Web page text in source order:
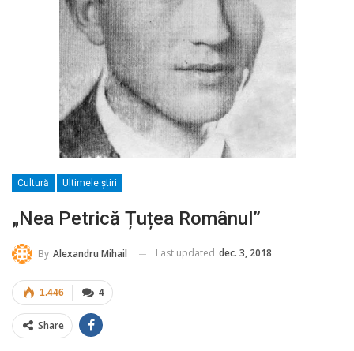
Cultură Ultimele ştiri
„Nea Petrică Țuțea Românul”
By Alexandru Mihail Last updated dec. 3, 2018
4
1.446
Share